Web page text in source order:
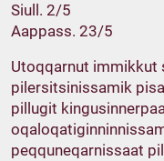
Siull. 2/5
Aappass. 23/5
Utoqqarnut immikkut
pilersitsinissamik
pillugit
peqquneqarnissaat